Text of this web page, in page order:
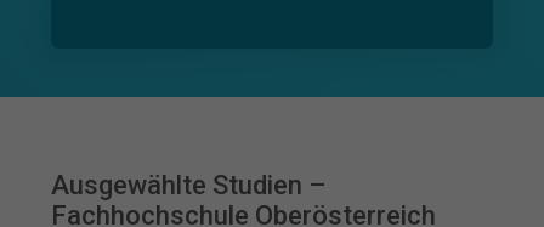
Ausgewählte Studien –
Fachhochschule Oberösterreich